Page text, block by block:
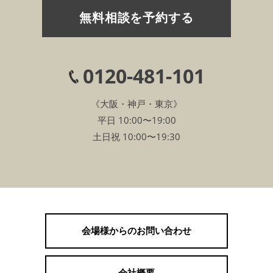
無料相談を予約する
0120-481-101
《大阪・神戸・東京》
平日 10:00〜19:00
土日祝 10:00〜19:30
会場様からのお問い合わせ